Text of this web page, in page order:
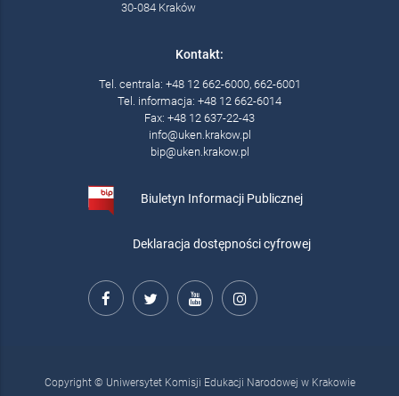
30-084 Kraków
Kontakt:
Tel. centrala: +48 12 662-6000, 662-6001
Tel. informacja: +48 12 662-6014
Fax: +48 12 637-22-43
info@uken.krakow.pl
bip@uken.krakow.pl
Biuletyn Informacji Publicznej
Deklaracja dostępności cyfrowej
Copyright © Uniwersytet Komisji Edukacji Narodowej w Krakowie